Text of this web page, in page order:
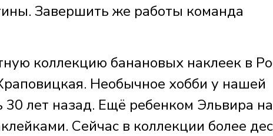
Завершить же работы команда
коллекцию банановых наклеек в
Необычное хобби у нашей
30 лет назад. Ещё ребенком Эльвира
Сейчас в коллекции более